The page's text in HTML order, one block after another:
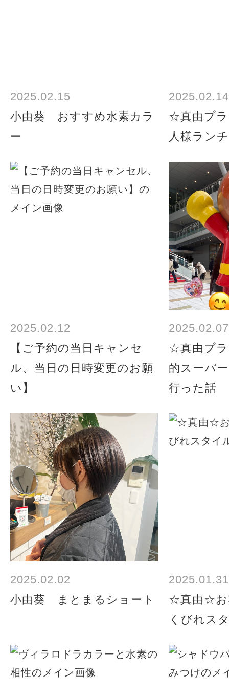
2025.02.15
小由葵 おすすめ水素カラ
ー
2025.02.14
☆真由プ
人様ランチ
2025.02.12
【ご予約の当日キャンセ
ル、当日の日時変更のお願
い】
2025.02.07
☆真由プ
的スーパ
行った話
2025.02.02
小由葵 まとまるショート
2025.01.31
☆真由☆
くびれス